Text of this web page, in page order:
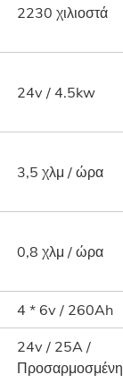
2230 χιλιοστά
24v / 4.5kw
3,5 χλμ / ώρα
0,8 χλμ / ώρα
4 * 6v / 260Ah
24v / 25A /
Προσαρμοσμένη